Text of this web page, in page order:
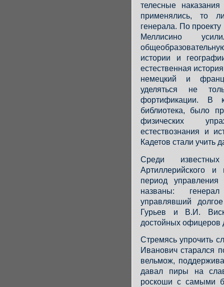
телесные
применялись, то
генерала. По
Меллисино
истории и
естественная
немецкий и
уделяться не
фортификации. В
библиотека, было
физических
естествознания и
Кадетов стали учить
Среди
Артиллерийского и
период
названы:
управлявший
Гурьев и В.И.
достойных офицеров
Стремясь упрочить
Иванович старался
вельмож,
давал пиры на
роскоши с самыми